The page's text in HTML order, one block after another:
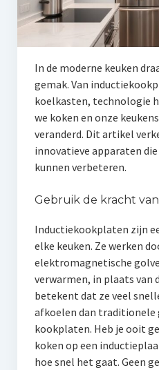
In de moderne keuken
gemak. Van
koelkasten, technologie
we koken en onze
veranderd. Dit artikel
innovatieve apparaten
kunnen verbeteren.
Gebruik de kracht
Inductiekookplaten zijn
elke keuken. Ze werken
elektromagnetische
verwarmen, in plaats van
betekent dat ze veel
afkoelen dan traditionele
kookplaten. Heb je ooit
koken op een
hoe snel het gaat. Geen